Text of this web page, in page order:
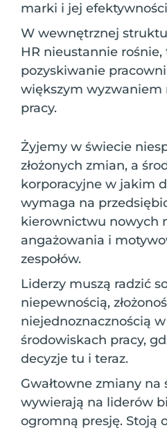
marki i jej
W wewnętrznej
HR nieustannie
pozyskiwanie
większym wyzwaniem
pracy.
Żyjemy w świecie
złożonych zmian, a
korporacyjne w jakim
wymaga na
kierownictwu nowych
angażowania i
zespołów.
Liderzy muszą radzić
niepewnością,
niejednoznacznością
środowiskach pracy,
decyzje tu i teraz.
Gwałtowne zmiany na
wywierają na liderów
ogromną presję. Stoją